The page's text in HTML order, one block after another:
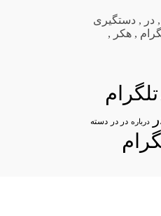
, در , دستگیری
, هکر ,
تلگرام
درباره در در دسته